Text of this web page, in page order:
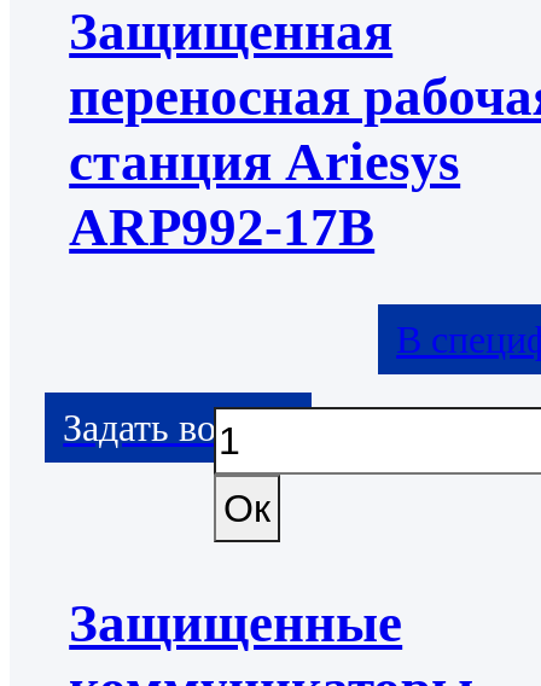
Защищенная
переносная
станция Ariesys
ARP992-17B
В
Защищенные